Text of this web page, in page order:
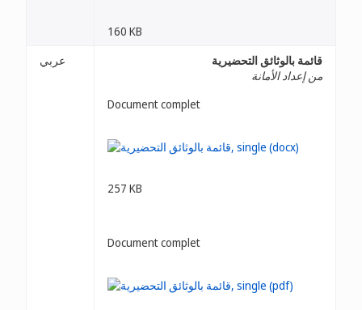
160 KB
عربي
قائمة بالوثائق التحضيرية
من إعداد الأمانة
Document complet
257 KB
Document complet